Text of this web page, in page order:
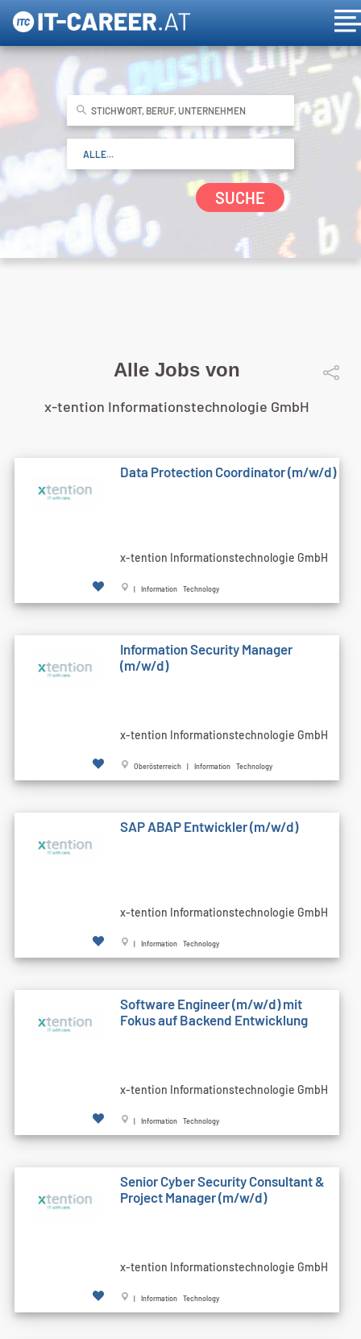
SUCHE
Alle Jobs von
x-tention Informationstechnologie GmbH
Data Protection Coordinator (m/w/d)
x-tention Informationstechnologie GmbH
| Information Technology
Information Security Manager
(m/w/d)
x-tention Informationstechnologie GmbH
Oberösterreich | Information Technology
SAP ABAP Entwickler (m/w/d)
x-tention Informationstechnologie GmbH
| Information Technology
Software Engineer (m/w/d) mit
Fokus auf Backend Entwicklung
x-tention Informationstechnologie GmbH
| Information Technology
Senior Cyber Security Consultant &
Project Manager (m/w/d)
x-tention Informationstechnologie GmbH
| Information Technology